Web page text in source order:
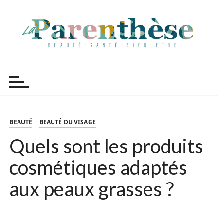
BEAUTÉ BEAUTÉ DU VISAGE
Quels sont les produits
cosmétiques adaptés
aux peaux grasses ?